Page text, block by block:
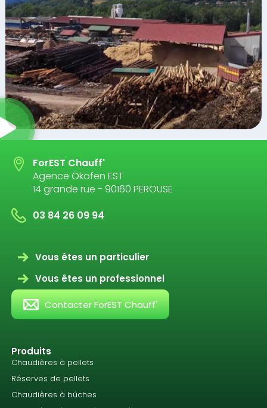
ForEST Chauff'
Agence Ökofen EST
14 grande rue - 90160 PEROUSE
03 84 26 09 94
Produits
Chaudières à pellets
Réserves de pellets
Chaudières à bûches
Vous êtes un particulier
Vous êtes un professionnel
Contacter ForEST Chauff'